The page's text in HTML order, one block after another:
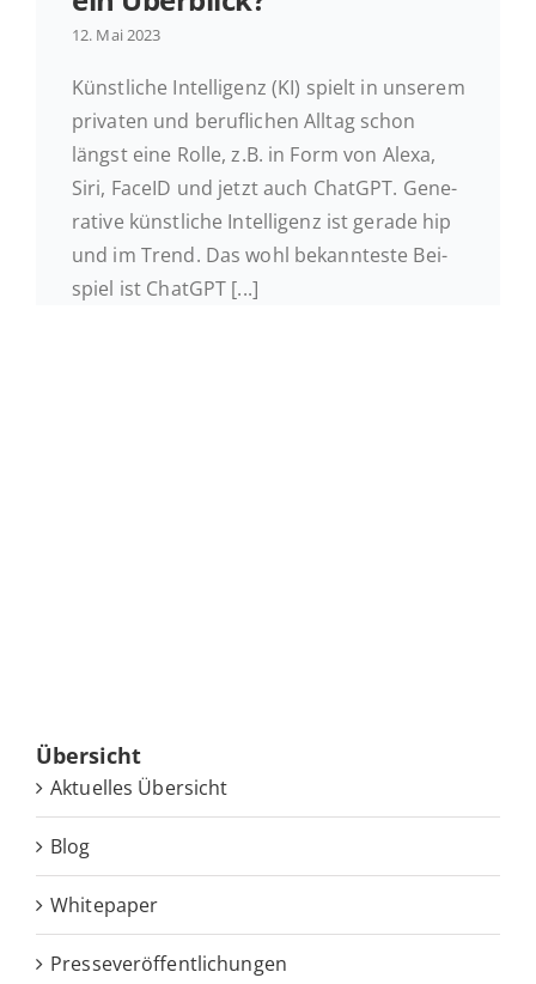
Kontakt
12. Mai 2023
Künst­li­che In­tel­li­genz (KI) spielt in unserem
pri­va­ten und be­ruf­li­chen Alltag schon
längst eine Rolle, z.B. in Form von Alexa,
Siri, FaceID und jetzt auch ChatGPT. Ge­ne­
ra­ti­ve künst­li­che In­tel­li­genz ist gerade hip
und im Trend. Das wohl be­kann­tes­te Bei­
spiel ist ChatGPT [...]
Über­sicht
Ak­tu­el­les Übersicht
Blog
White­pa­per
Pres­se­ver­öf­fent­li­chun­gen